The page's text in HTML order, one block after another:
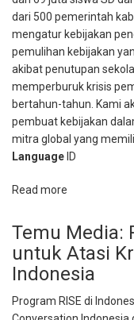
dari 500 pemerintah
mengatur kebijakan
pemulihan kebijakan
akibat penutupan
memperburuk krisis
bertahun-tahun. Kami
pembuat kebijakan
mitra global yang
Language ID
Read more
RISE:
Kontribusi
dalam
Meningkatkan
Kualitas
Temu Media:
untuk Atasi
Indonesia
Program RISE di